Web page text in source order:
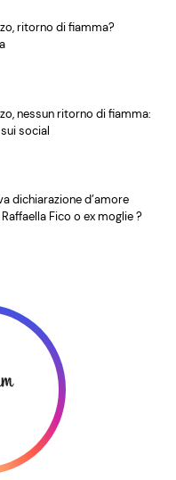
ritorno di fiamma?
nessun ritorno di fiamma:
social
dichiarazione d’amore
Fico o ex moglie ?